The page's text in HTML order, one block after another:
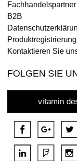
Fachhandelspartner
B2B
Produktregistrierung
Kontaktieren Sie
FOLGEN SIE
vitamin